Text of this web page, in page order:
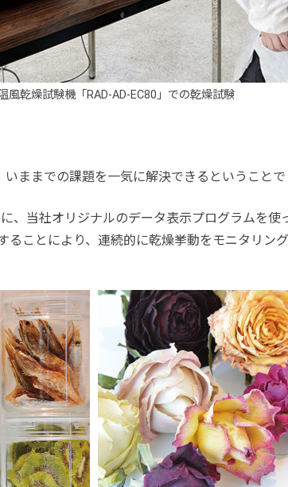
風乾燥試験機「RAD-AD-EC80」での乾燥試験
いままでの課題を一気に解決できるということ
、当社オリジナルのデータ表示プログラムを使
ることにより、連続的に乾燥挙動をモニタリング